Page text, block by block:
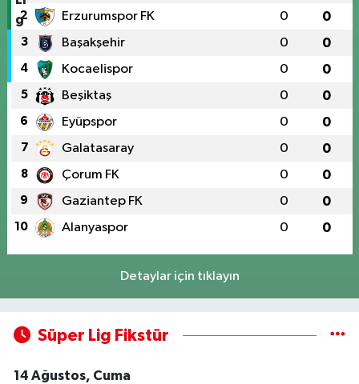
2 Erzurumspor FK 0 0
3 Başakşehir 0 0
4 Kocaelispor 0 0
5 Beşiktaş 0 0
6 Eyüpspor 0 0
7 Galatasaray 0 0
8 Çorum FK 0 0
9 Gaziantep FK 0 0
10 Alanyaspor 0 0
Detaylar için tıklayın
Süper Lig Fikstür
14 Ağustos, Cuma